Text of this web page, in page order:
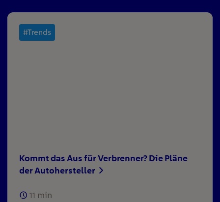
#Trends
Kommt das Aus für Verbrenner? Die Pläne
der Autohersteller
11 min